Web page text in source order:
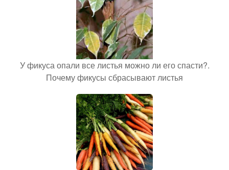
У фикуса опали все листья можно ли его спасти?.
Почему фикусы сбрасывают листья